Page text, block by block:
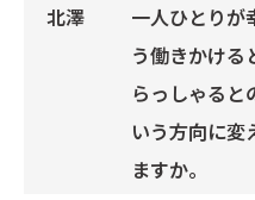
一人ひとりが
う働きかける
らっしゃると
いう方向に変
ますか。